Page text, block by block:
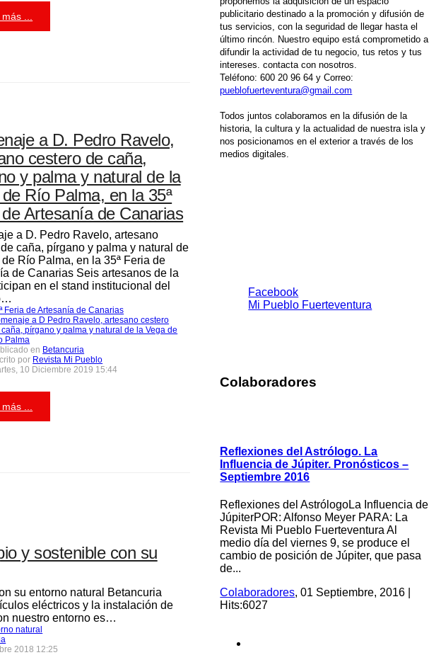
...
a D. Pedro Ravelo,
cestero de caña,
y palma y natural de la
Río Palma, en la 35ª
Artesanía de Canarias
a D. Pedro Ravelo, artesano
caña, pírgano y palma y natural de
de Río Palma, en la 35ª Feria de
de Canarias Seis artesanos de la
en el stand institucional del
Feria de Artesanía de Canarias
a D Pedro Ravelo, artesano cestero
pírgano y palma y natural de la Vega de
Palma
en Betancuria
por Revista Mi Pueblo
10 Diciembre 2019 15:44
...
y sostenible con su
su entorno natural Betancuria
eléctricos y la instalación de
nuestro entorno es…
natural
2018 12:25
publicitario destinado a la promoción y difusión de
tus servicios, con la seguridad de llegar hasta el
último rincón. Nuestro equipo está comprometido a
difundir la actividad de tu negocio, tus retos y tus
intereses. contacta con nosotros.
Teléfono: 600 20 96 64 yCorreo:
pueblofuerteventura@gmail.com
Todos juntos colaboramos en la difusión de la
historia, la cultura y la actualidad de nuestra isla y
nos posicionamos en el exterior a través de los
medios digitales.
Facebook
Mi Pueblo Fuerteventura
Colaboradores
Reflexiones del Astrólogo. La
Influencia de Júpiter. Pronósticos –
Septiembre 2016
Reflexiones del AstrólogoLa Influencia de
JúpiterPOR: Alfonso Meyer PARA: La
Revista Mi Pueblo Fuerteventura Al
medio día del viernes 9, se produce el
cambio de posición de Júpiter, que pasa
de...
Colaboradores, 01 Septiembre, 2016 |
Hits:6027